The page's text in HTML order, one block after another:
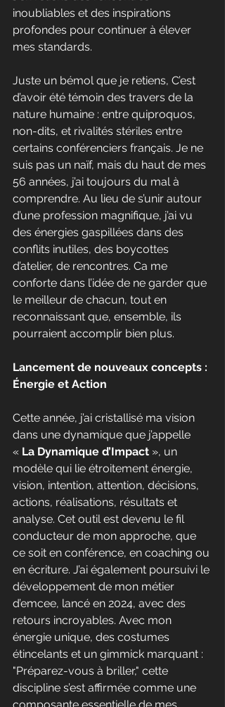
inoubliables et des inspirations
profondes pour continuer à élever
mes standards.
Juste un bémol que je retiens, C’est
d’avoir été témoin des travers de la
nature humaine : entre quiproquos,
non-dits, et rivalités stériles entre
certains conférenciers français. Je ne
suis pas un naïf, mais du haut de mes
56 années, j’ai toujours du mal à
comprendre. Au lieu de s’unir autour
d’une profession magnifique, j’ai vu
des énergies gaspillées dans des
conflits inutiles, des boycottes
d’atelier, de rencontres. Ca me
conforte dans l’idée de ne garder que
le meilleur de chacun, tout en
reconnaissant que, ensemble, ils
pourraient accomplir bien plus.
Lancement de nouveaux concepts :
Énergie et Action
Cette année, j’ai cristallisé ma vision
dans une dynamique que j’appelle
« La Dynamique d’Impact », un
modèle qui lie étroitement énergie,
vision, intention, attention, décisions,
actions, réalisations, résultats et
analyse. Cet outil est devenu le fil
conducteur de mon approche, que
ce soit en conférence, en coaching ou
en écriture. J’ai également poursuivi le
développement de mon métier
d’emcee, lancé en 2024, avec des
retours incroyables. Avec mon
énergie unique, des costumes
étincelants et un gimmick marquant :
"Préparez-vous à briller," cette
discipline s’est affirmée comme une